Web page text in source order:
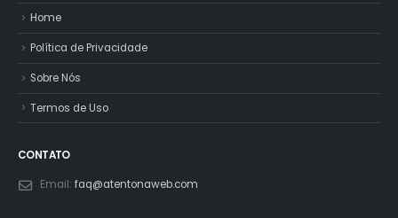
13
Laranja Moro para Pele e Beleza: O Segredo
Natural do Rejuvenescimento que Você Precisa
Conhecer
Existe um momento na vida de muitas pessoas
read more